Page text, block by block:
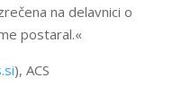
na delavnici o
postaral.«
), ACS